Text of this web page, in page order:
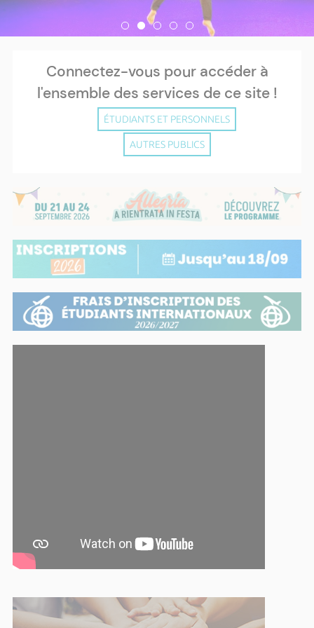
Connectez-vous pour accéder à
l'ensemble des services de ce site !
ÉTUDIANTS ET PERSONNELS
AUTRES PUBLICS